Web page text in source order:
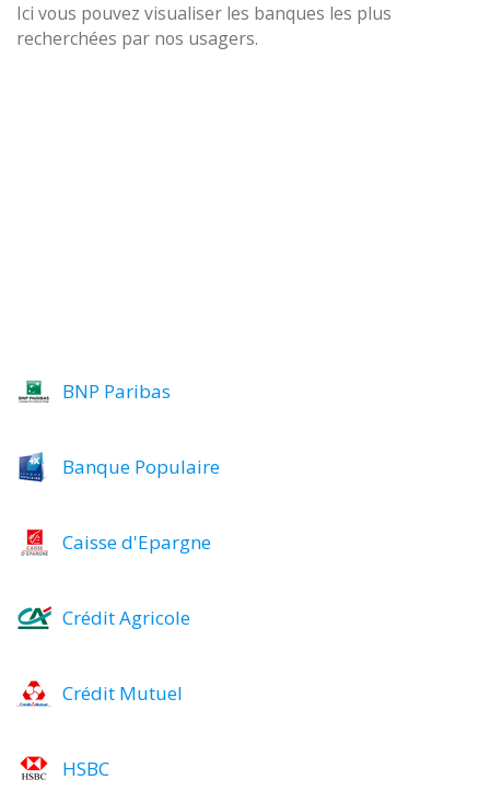
Ici vous pouvez visualiser les banques les plus
recherchées par nos usagers.
BNP Paribas
Banque Populaire
Caisse d'Epargne
Crédit Agricole
Crédit Mutuel
HSBC